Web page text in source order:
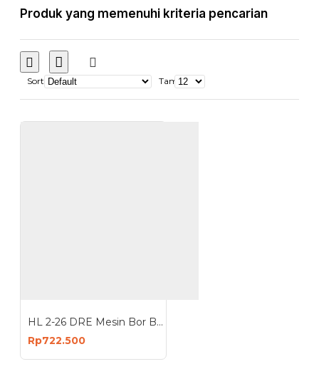
Produk yang memenuhi kriteria pencarian
Sort Tampilkan:
HL 2-26 DRE Mesin Bor Bobok Rotary Hammer 800 Watt
Rp722.500